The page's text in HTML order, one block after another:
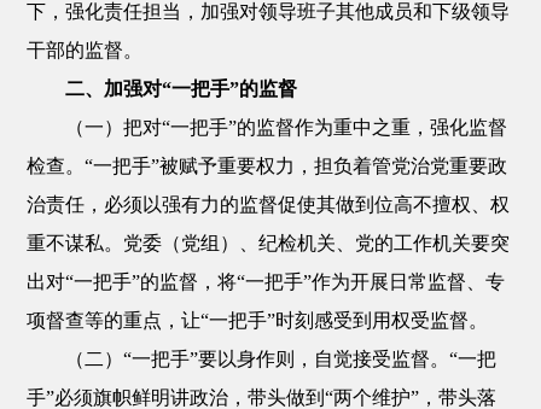
下，强化责任担当，加强对领导班子其他成员和下级领导
干部的监督。
二、加强对“一把手”的监督
（一）把对“一把手”的监督作为重中之重，强化监督
检查。“一把手”被赋予重要权力，担负着管党治党重要政
治责任，必须以强有力的监督促使其做到位高不擅权、权
重不谋私。党委（党组）、纪检机关、党的工作机关要突
出对“一把手”的监督，将“一把手”作为开展日常监督、专
项督查等的重点，让“一把手”时刻感受到用权受监督。
（二）“一把手”要以身作则，自觉接受监督。“一把
手”必须旗帜鲜明讲政治，带头做到“两个维护”，带头落